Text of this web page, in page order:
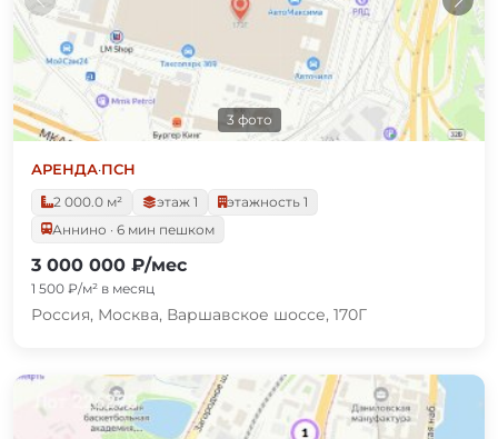
3 фото
АРЕНДА·ПСН
2 000.0 м²
этаж 1
этажность 1
Аннино · 6 мин пешком
3 000 000 ₽/мес
1 500 ₽/м² в месяц
Россия, Москва, Варшавское шоссе, 170Г